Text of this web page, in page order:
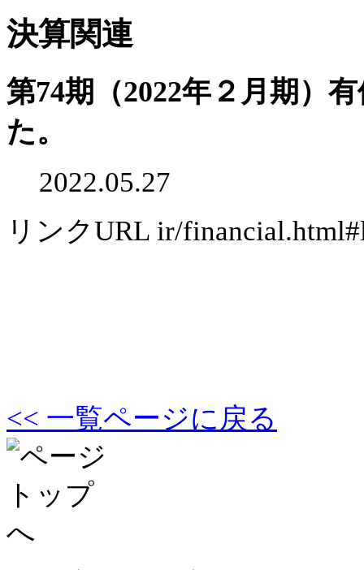
決算関連
第74期（2022年２月期）
た。
2022.05.27
リンクURL ir/
<< 一覧ページに戻る